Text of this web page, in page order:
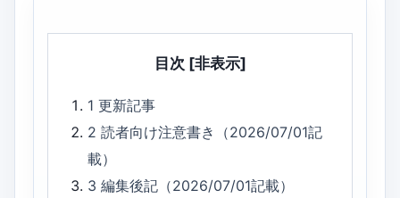
目次 [非表示]
1更新記事
2読者向け注意書き（2026/07/01記
載）
3編集後記（2026/07/01記載）